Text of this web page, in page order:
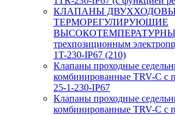
КЛАПАНЫ
ТЕРМОРЕГУЛИРУЮЩИЕ
трехпозиционным
1T-230-IP67 (210)
Клапаны проходные
комбинированные TRV-С с
25-1-230-IP67
Клапаны проходные
комбинированные TRV-С с